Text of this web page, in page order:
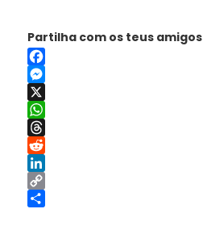
Partilha com os teus amigos
Facebook
Messenger
X
WhatsApp
Threads
Reddit
LinkedIn
Copy